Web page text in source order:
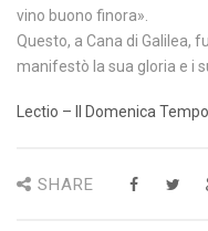
vino buono finora».
Questo, a Cana di Galilea,
manifestò la sua gloria e i
Lectio – II Domenica
SHARE